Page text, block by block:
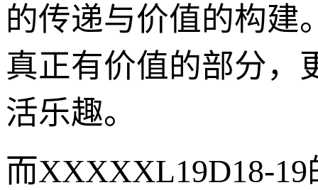
的传递与价值的构建
真正有价值的部分，
活乐趣。
而XXXXXL19D18-